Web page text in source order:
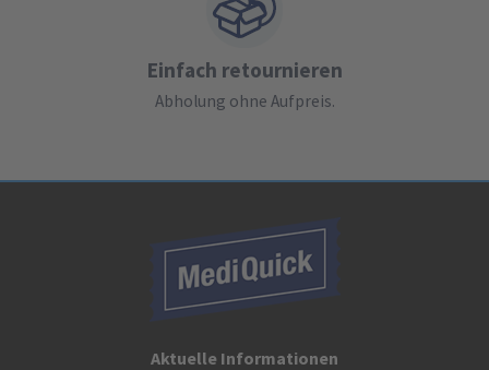
Einfach retournieren
Abholung ohne Aufpreis.
Aktuelle Informationen